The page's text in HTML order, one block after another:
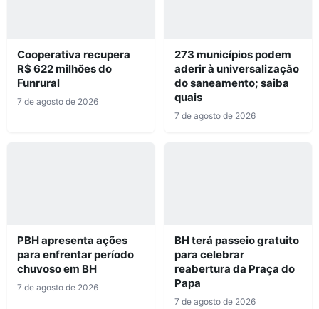
Cooperativa recupera
R$ 622 milhões do
Funrural
7 de agosto de 2026
273 municípios podem
aderir à universalização
do saneamento; saiba
quais
7 de agosto de 2026
PBH apresenta ações
para enfrentar período
chuvoso em BH
7 de agosto de 2026
BH terá passeio gratuito
para celebrar
reabertura da Praça do
Papa
7 de agosto de 2026